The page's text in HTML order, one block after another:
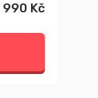
990 Kč